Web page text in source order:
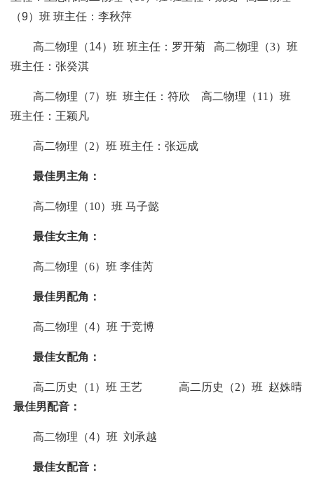
（9） 班 班主任： 李秋萍
高二物理 （14） 班 班主任： 罗开菊 高二物理（3）班
班主任：张癸淇
高二物理（7）班 班主任：符欣 高二物理（11）班
班主任：王颖凡
高二物理（2）班 班主任：张远成
最佳男主角：
高二物理（10） 班 马子懿
最佳女主角：
高二物理（6） 班 李佳芮
最佳男配角：
高二物理 （4） 班 于竞博
最佳女配角：
高二 历史（1） 班 王艺 高二历史（2）班 赵姝晴
最佳男配音：
高二物理 （4） 班 刘承越
最佳女配音 ：